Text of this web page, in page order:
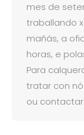
mes de
traballando
mañás, a
horas, e
Para
tratar con
ou